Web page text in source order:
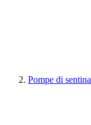
Pompe di sentina